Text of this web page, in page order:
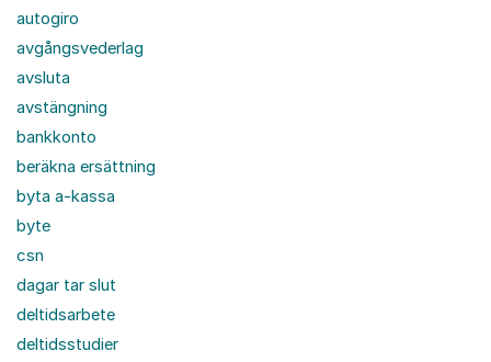
autogiro
avgångsvederlag
avsluta
avstängning
bankkonto
beräkna ersättning
byta a-kassa
byte
csn
dagar tar slut
deltidsarbete
deltidsstudier